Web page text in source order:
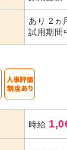
あり 2ヵ
試用期間
時給